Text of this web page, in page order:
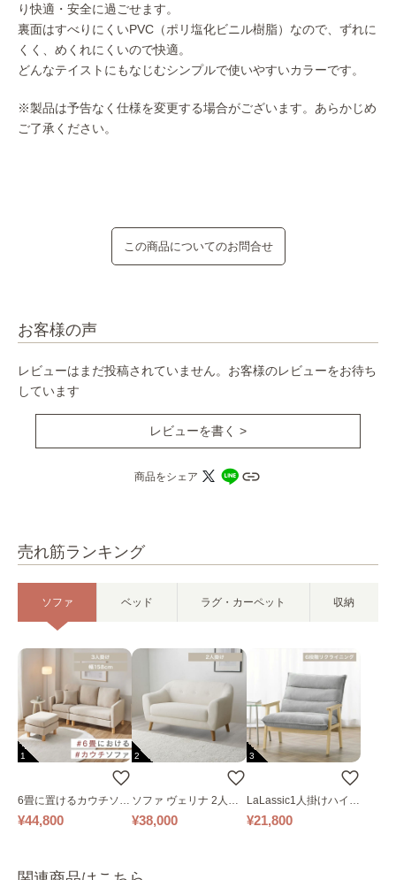
売れ筋ランキング
ソファ ベッド ラグ・カーペット 収納
1
6畳に置けるカウチソフ
ァ｜ベージュ
¥44,800
2
ソファ ヴェリナ 2人掛
け
¥38,000
3
LaLassic1人掛けハイバ
ックソファ ワイド
¥21,800
り快適・安全に過ごせます。
裏面はすべりにくいPVC（ポリ塩化ビニル樹脂）なので、ずれに
くく、めくれにくいので快適。
どんなテイストにもなじむシンプルで使いやすいカラーです。
※製品は予告なく仕様を変更する場合がございます。あらかじめ
ご了承ください。
この商品についてのお問合せ
お客様の声
レビューはまだ投稿されていません。お客様のレビューをお待ち
しています
レビューを書く >
商品をシェア